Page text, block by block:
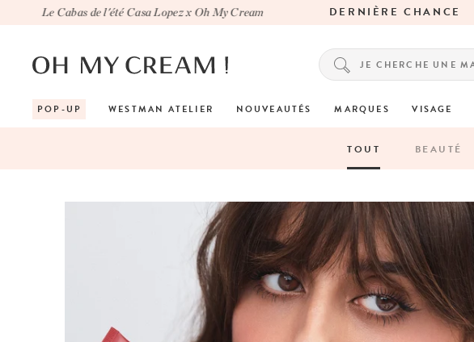
Le Cabas de l'été Casa Lopez x Oh My Cream DERNIÈRE CHANCE
POP-UP WESTMAN ATELIER NOUVEAUTÉS MARQUES VISAGE
TOUT BEAUTÉ